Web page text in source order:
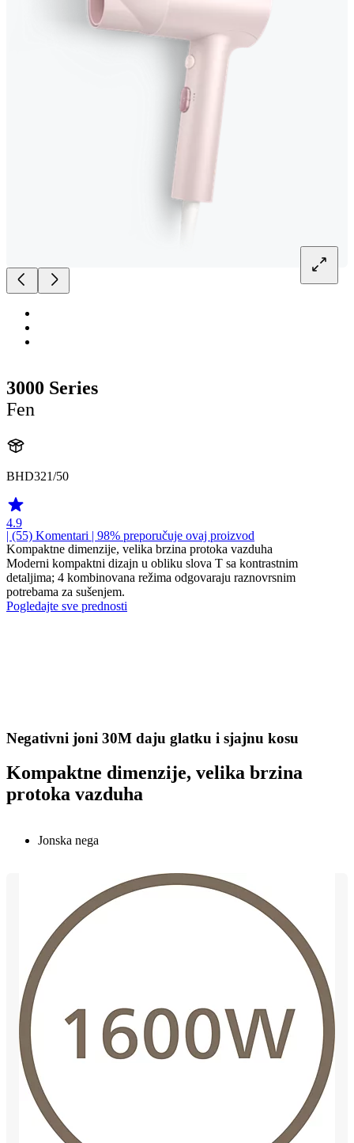
3000 Series
Fen
BHD321/50
4.9
| (55) Komentari | 98% preporučuje ovaj proizvod
Kompaktne dimenzije, velika brzina protoka vazduha
Moderni kompaktni dizajn u obliku slova T sa kontrastnim
detaljima; 4 kombinovana režima odgovaraju raznovrsnim
potrebama za sušenjem.
Pogledajte sve prednosti
Negativni joni 30M daju glatku i sjajnu kosu
Kompaktne dimenzije, velika brzina
protoka vazduha
Jonska nega